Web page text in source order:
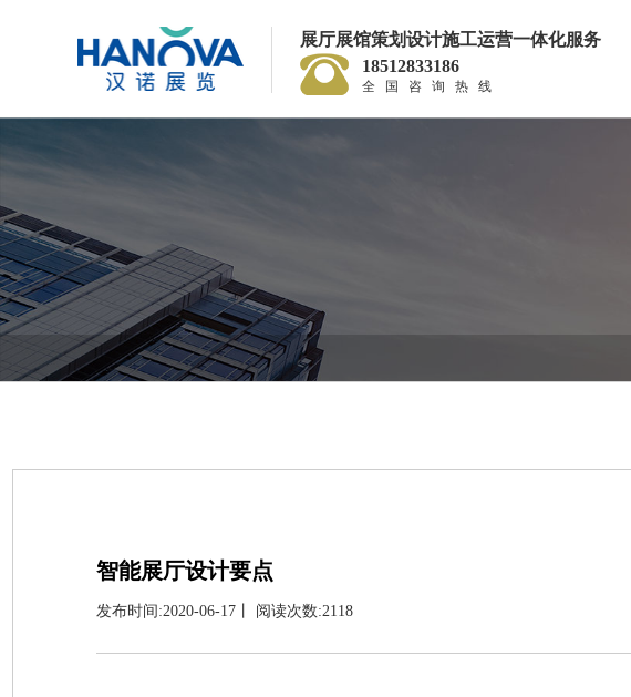
展厅展馆策划设计施工运营一体化服务
18512833186
全国咨询热线
智能展厅设计要点
发布时间:2020-06-17丨 阅读次数:2118